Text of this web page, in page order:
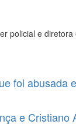
policial e
foi abusada
e